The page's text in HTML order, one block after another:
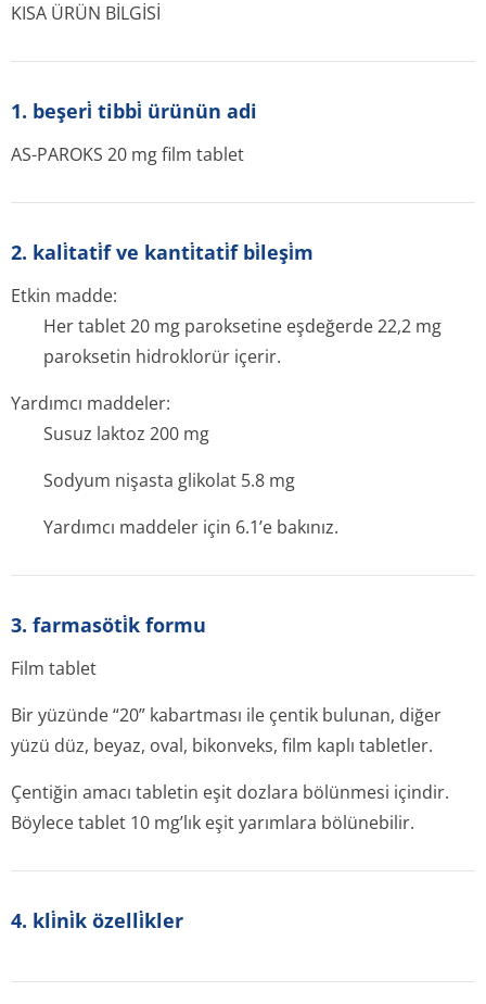
KISA ÜRÜN BİLGİSİ
1. beşeri̇ tibbi̇ ürünün adi
AS-PAROKS 20 mg film tablet
2. kali̇tati̇f ve kanti̇tati̇f bi̇leşi̇m
Etkin madde:
Her tablet 20 mg paroksetine eşdeğerde 22,2 mg
paroksetin hidroklorür içerir.
Yardımcı maddeler:
Susuz laktoz 200 mg
Sodyum nişasta glikolat 5.8 mg
Yardımcı maddeler için 6.1’e bakınız.
3. farmasöti̇k formu
Film tablet
Bir yüzünde “20” kabartması ile çentik bulunan, diğer
yüzü düz, beyaz, oval, bikonveks, film kaplı tabletler.
Çentiğin amacı tabletin eşit dozlara bölünmesi içindir.
Böylece tablet 10 mg’lık eşit yarımlara bölünebilir.
4. kli̇ni̇k özelli̇kler